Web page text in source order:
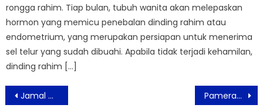
rongga rahim. Tiap bulan, tubuh wanita akan melepaskan
hormon yang memicu penebalan dinding rahim atau
endometrium, yang merupakan persiapan untuk menerima
sel telur yang sudah dibuahi. Apabila tidak terjadi kehamilan,
dinding rahim […]
Post
Jamal Murray Tampil Sporty Dengan Koleksi Sepatu Warna Terbaru Pameran ALLPack & ALLPrint Indonesia 2024 Resmi Dibuka